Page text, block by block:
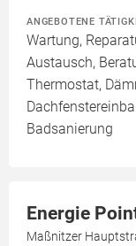
ANGEBOTENE
Wartung,
Austausch,
Thermostat,
Badsanierung
Energie
Maßnitzer